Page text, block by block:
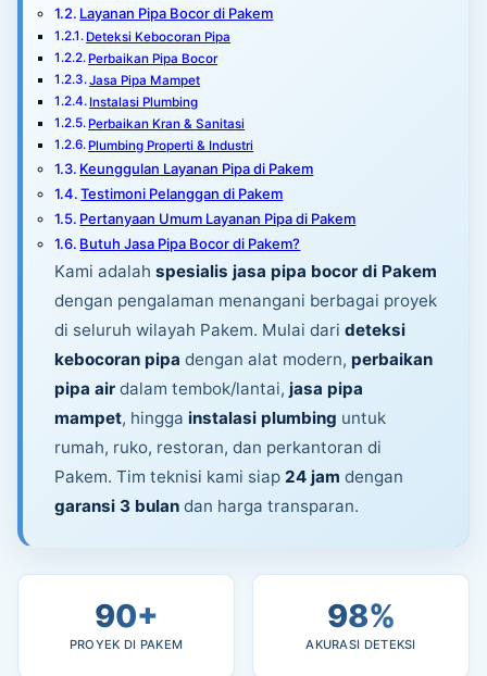
Layanan Pipa Bocor di Pakem
Deteksi Kebocoran Pipa
Perbaikan Pipa Bocor
Jasa Pipa Mampet
Instalasi Plumbing
Perbaikan Kran & Sanitasi
Plumbing Properti & Industri
Keunggulan Layanan Pipa di Pakem
Testimoni Pelanggan di Pakem
Pertanyaan Umum Layanan Pipa di Pakem
Butuh Jasa Pipa Bocor di Pakem?
Kami adalah spesialis jasa pipa bocor di Pakem
dengan pengalaman menangani berbagai proyek
di seluruh wilayah Pakem. Mulai dari deteksi
kebocoran pipa dengan alat modern, perbaikan
pipa airdalam tembok/lantai, jasa pipa
mampet, hingga instalasi plumbing untuk
rumah, ruko, restoran, dan perkantoran di
Pakem. Tim teknisi kami siap 24 jam dengan
garansi 3 bulandan harga transparan.
90+
PROYEK DI PAKEM
98%
AKURASI DETEKSI